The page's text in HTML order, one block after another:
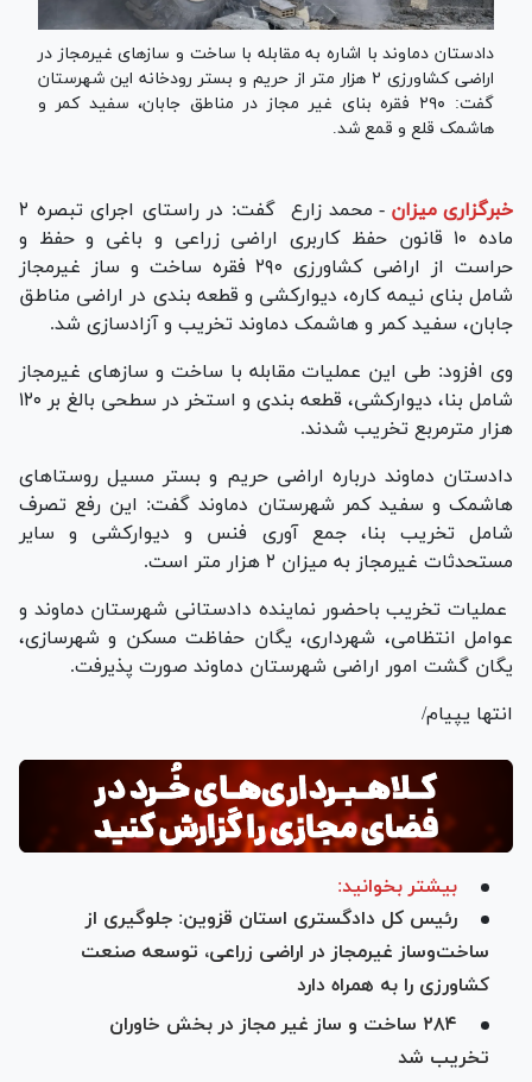
دادستان دماوند با اشاره به مقابله با ساخت و ساز‌های غیرمجاز در
اراضی کشاورزی ۲ هزار متر از حریم و بستر رودخانه این شهرستان
گفت: ۲۹۰ فقره بنای غیر مجاز در مناطق جابان، سفید کمر و
هاشمک قلع و قمع شد.
خبرگزاری میزان -
محمد زارع گفت: در راستای اجرای تبصره ۲
ماده ۱۰ قانون حفظ کاربری اراضی زراعی و باغی و حفظ و
حراست از اراضی کشاورزی ۲۹۰ فقره ساخت و ساز غیرمجاز
شامل بنای نیمه کاره، دیوارکشی و قطعه بندی در اراضی مناطق
جابان، سفید کمر و هاشمک دماوند تخریب و آزادسازی شد.
وی افزود: طی این عملیات مقابله با ساخت و ساز‌های غیرمجاز
شامل بنا، دیوارکشی، قطعه بندی و استخر در سطحی بالغ بر ۱۲۰
هزار مترمربع تخریب شدند.
دادستان دماوند درباره اراضی حریم و بستر مسیل روستا‌های
هاشمک و سفید کمر شهرستان دماوند گفت: این رفع تصرف
شامل تخریب بنا، جمع آوری فنس و دیوارکشی و سایر
مستحدثات غیرمجاز به میزان ۲ هزار متر است.
عملیات تخریب باحضور نماینده دادستانی شهرستان دماوند و
عوامل انتظامی، شهرداری، یگان حفاظت مسکن و شهرسازی،
یگان گشت امور اراضی شهرستان دماوند صورت پذیرفت.
انتها یپیام/
بیشتر بخوانید:
رئیس کل دادگستری استان قزوین: جلوگیری از
ساخت‌وساز غیرمجاز در اراضی زراعی، توسعه صنعت
کشاورزی را به همراه دارد
۲۸۴ ساخت و ساز غیر مجاز در بخش خاوران
تخریب شد